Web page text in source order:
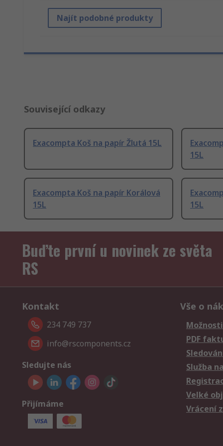
Najít podobné produkty
Související odkazy
Exacompta Koš na papír Žlutá 15L
15L
Exacompta Koš na papír Korálová
15L
15L
Buďte první u novinek ze světa
RS
Kontakt
234 749 737
info@rscomponents.cz
Sledujte nás
Přijímáme
Vše o
PDF
Služba
Velké
Vrácení